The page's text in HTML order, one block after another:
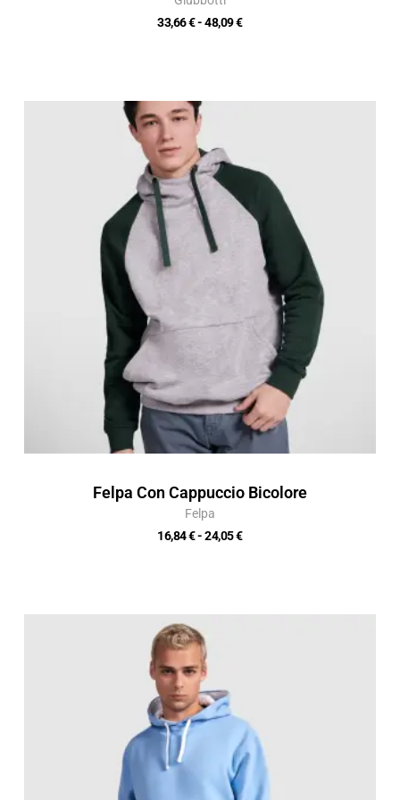
33,66€- 48,09€
Felpa Con Cappuccio Bicolore
Felpa
16,84€- 24,05€
da
16,84 €
a
24,05 €
a
20,12 €